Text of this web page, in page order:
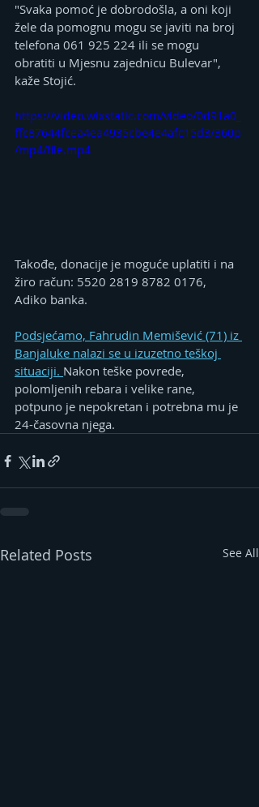
"Svaka pomoć je dobrodošla, a oni koji
žele da pomognu mogu se javiti na broj
telefona 061 925 224 ili se mogu
obratiti u Mjesnu zajednicu Bulevar",
kaže Stojić.
https://video.wixstatic.com/video/0d91a0_
ffc87644fcea4ea4935cbe4e4afc15d3/360p
/mp4/file.mp4
Takođe, donacije je moguće uplatiti i na
žiro račun: 5520 2819 8782 0176,
Adiko banka.
Podsjećamo, Fahrudin Memišević (71) iz
Banjaluke nalazi se u izuzetno teškoj
situaciji. Nakon teške povrede,
polomljenih rebara i velike rane,
potpuno je nepokretan i potrebna mu је
24-časovna njega.
Related Posts See All